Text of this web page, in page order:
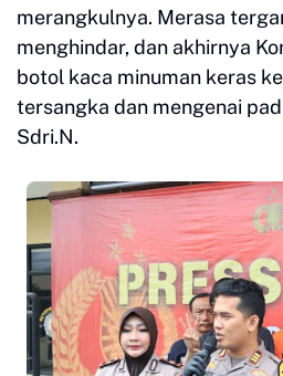
merangkulnya. Merasa
menghindar, dan akhirnya
botol kaca minuman keras
tersangka dan mengenai
Sdri.N.